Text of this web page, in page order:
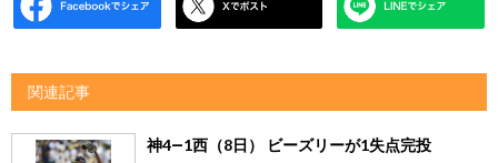
関連記事
神4―1西（8日） ビーズリーが1失点完投